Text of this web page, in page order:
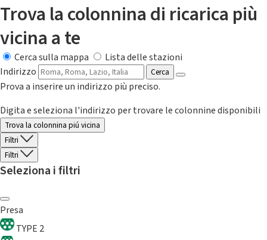
Trova la colonnina di ricarica più
vicina a te
Cerca sulla mappa
Lista delle stazioni
Indirizzo
Cerca
Prova a inserire un indirizzo più preciso.
Digita e seleziona l'indirizzo per trovare le colonnine disponibili
Trova la colonnina piú vicina
Filtri
Filtri
Seleziona i filtri
Presa
TYPE 2